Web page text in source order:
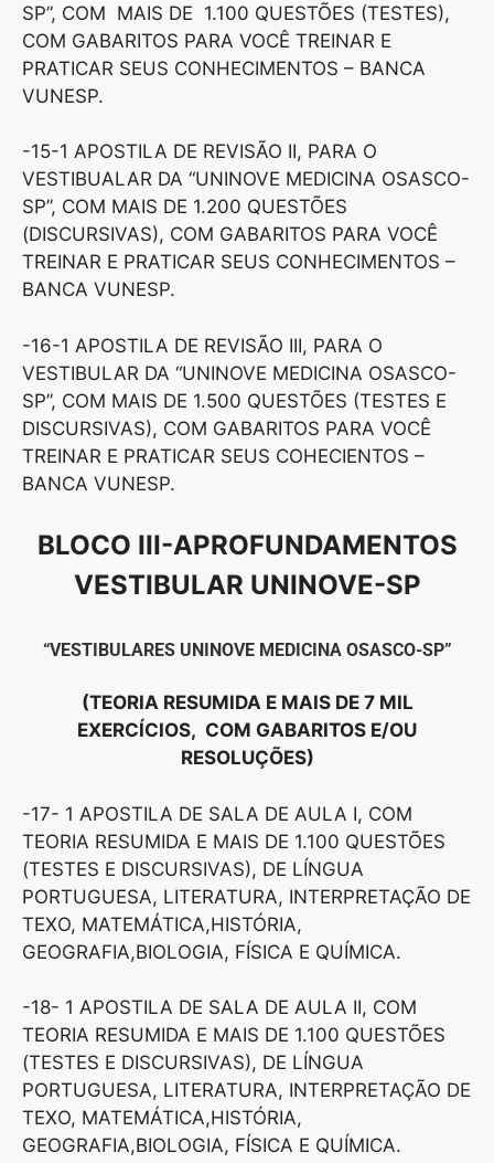
SP”, COM MAIS DE 1.100 QUESTÕES (TESTES),
COM GABARITOS PARA VOCÊ TREINAR E
PRATICAR SEUS CONHECIMENTOS – BANCA
VUNESP.
-15-1 APOSTILA DE REVISÃO II, PARA O
VESTIBUALAR DA “UNINOVE MEDICINA OSASCO-
SP”, COM MAIS DE 1.200 QUESTÕES
(DISCURSIVAS), COM GABARITOS PARA VOCÊ
TREINAR E PRATICAR SEUS CONHECIMENTOS –
BANCA VUNESP.
-16-1 APOSTILA DE REVISÃO III, PARA O
VESTIBULAR DA “UNINOVE MEDICINA OSASCO-
SP”, COM MAIS DE 1.500 QUESTÕES (TESTES E
DISCURSIVAS), COM GABARITOS PARA VOCÊ
TREINAR E PRATICAR SEUS COHECIENTOS –
BANCA VUNESP.
BLOCO III-APROFUNDAMENTOS
VESTIBULAR UNINOVE-SP
“VESTIBULARES UNINOVE MEDICINA OSASCO-SP”
(TEORIA RESUMIDA E MAIS DE 7 MIL
EXERCÍCIOS, COM GABARITOS E/OU
RESOLUÇÕES)
-17- 1 APOSTILA DE SALA DE AULA I, COM
TEORIA RESUMIDA E MAIS DE 1.100 QUESTÕES
(TESTES E DISCURSIVAS), DE LÍNGUA
PORTUGUESA, LITERATURA, INTERPRETAÇÃO DE
TEXO, MATEMÁTICA,HISTÓRIA,
GEOGRAFIA,BIOLOGIA, FÍSICA E QUÍMICA.
-18- 1 APOSTILA DE SALA DE AULA II, COM
TEORIA RESUMIDA E MAIS DE 1.100 QUESTÕES
(TESTES E DISCURSIVAS), DE LÍNGUA
PORTUGUESA, LITERATURA, INTERPRETAÇÃO DE
TEXO, MATEMÁTICA,HISTÓRIA,
GEOGRAFIA,BIOLOGIA, FÍSICA E QUÍMICA.